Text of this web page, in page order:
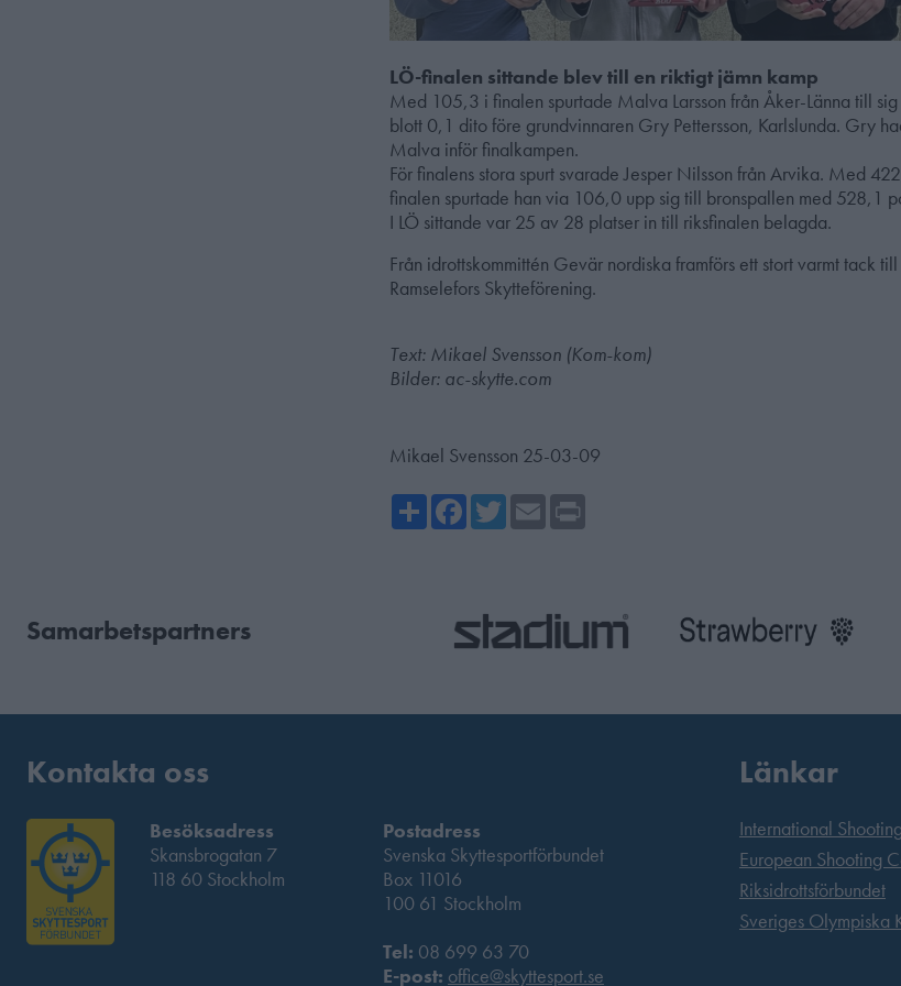
LÖ-finalen sittande blev till en riktigt jämn kamp
Med 105,3 i finalen spurtade Malva Larsson från Åker-Länna till
blott 0,1 dito före grundvinnaren Gry Pettersson, Karlslunda. Gry
Malva inför finalkampen.
För finalens stora spurt svarade Jesper Nilsson från Arvika. Med
finalen spurtade han via 106,0 upp sig till bronspallen med 528,1
I LÖ sittande var 25 av 28 platser in till riksfinalen belagda.
Från idrottskommittén Gevär nordiska framförs ett stort varmt tack
Ramselefors Skytteförening.
Text: Mikael Svensson (Kom-kom)
Bilder: ac-skytte.com
Mikael Svensson 25-03-09
ShareFacebook
TwitterEmail
Samarbetspartners
Kontakta oss
Besöksadress
Skansbrogatan 7
118 60 Stockholm
Postadress
Svenska Skyttesportförbundet
Box 11016
100 61 Stockholm
Tel: 08 699 63 70
E-post: office@skyttesport.se
Länkar
International
European Shooting
Riksidrottsförbundet
Sveriges Olympiska